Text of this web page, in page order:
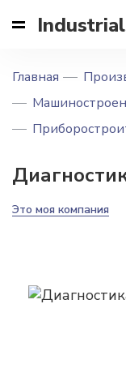
Главная
Это моя компания